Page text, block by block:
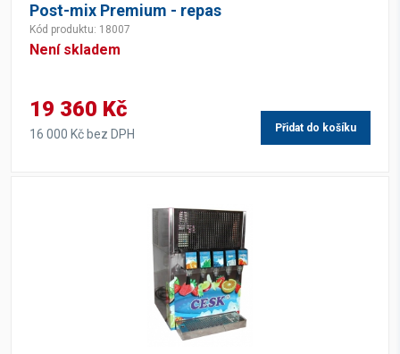
Post-mix Premium - repas
Kód produktu: 18007
Není skladem
19 360 Kč
16 000 Kč bez DPH Přidat do košíku